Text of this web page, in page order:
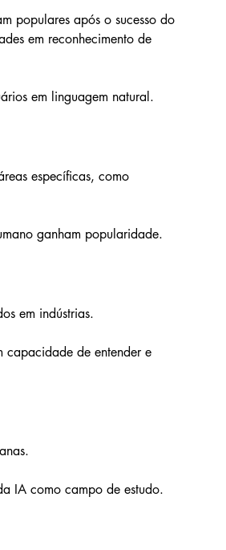
populares após o sucesso do
em reconhecimento de
em linguagem natural.
específicas, como
ganham popularidade.
em indústrias.
capacidade de entender e
IA como campo de estudo.